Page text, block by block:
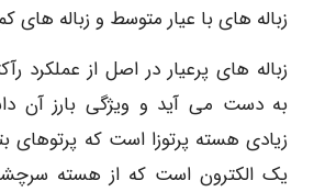
زباله های با عیار متوسط و زباله های
زباله های پرعیار در اصل از عملکرد
به دست می آید و ویژگی بارز آن
زیادی هسته پرتوزا است که پرتوهای
یک الکترون است که از هسته